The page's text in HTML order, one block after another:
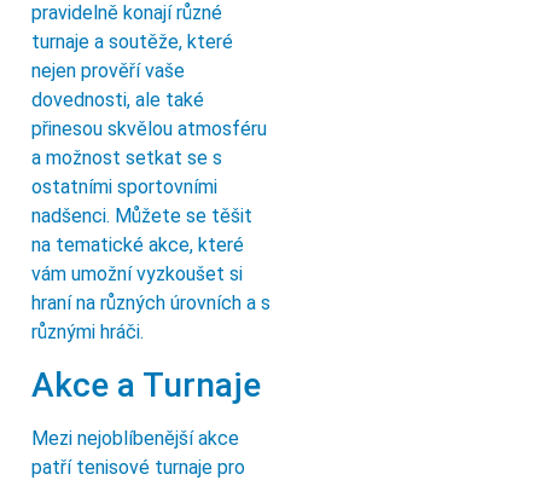
pravidelně konají různé
turnaje a soutěže, které
nejen prověří vaše
dovednosti, ale také
přinesou skvělou atmosféru
a možnost setkat se s
ostatními sportovními
nadšenci. Můžete se těšit
na tematické akce, které
vám umožní vyzkoušet si
hraní na různých úrovních a s
různými hráči.
Akce a Turnaje
Mezi nejoblíbenější akce
patří tenisové turnaje pro